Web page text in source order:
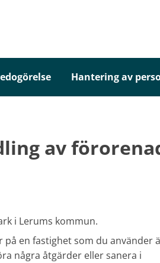
Hantering av
av
i Lerums kommun.
en fastighet som du använder
några åtgärder eller sanera i